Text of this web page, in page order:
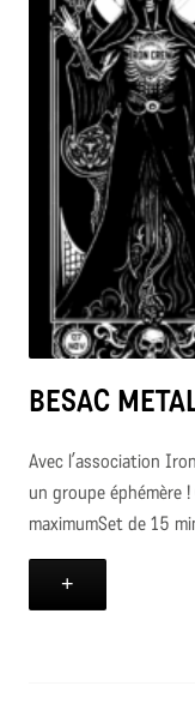
BESAC
Avec l’association
un groupe éphémère
maximumSet de 15
+